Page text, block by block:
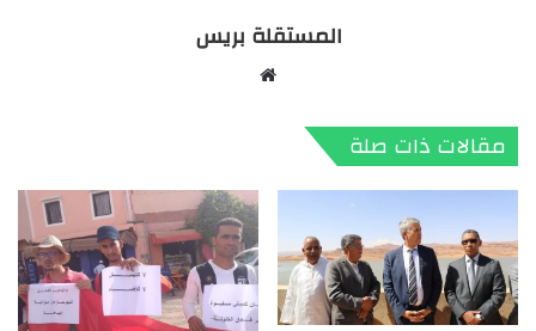
المستقلة بريس
مقالات ذات صلة